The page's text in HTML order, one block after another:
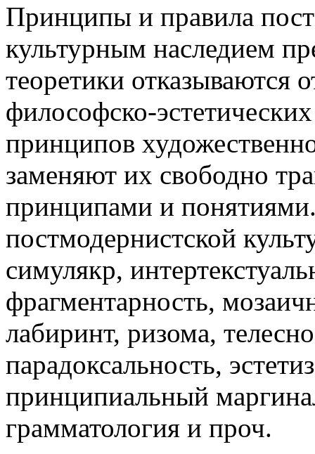
Принципы и правила
культурным наследием
теоретики отказываются
философско-
принципов
заменяют их свободно
принципами и
постмодернистской
симулякр,
фрагментарность,
лабиринт, ризома,
парадоксальность,
принципиальный
грамматология и проч.